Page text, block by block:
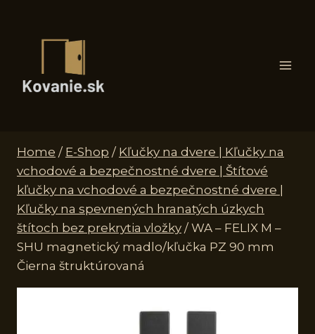
Home / E-Shop / Kľučky na dvere | Kľučky na
vchodové a bezpečnostné dvere | Štítové
kľučky na vchodové a bezpečnostné dvere |
Kľučky na spevnených hranatých úzkych
štítoch bez prekrytia vložky / WA – FELIX M –
SHU magnetický madlo/kľučka PZ 90 mm
Čierna štruktúrovaná